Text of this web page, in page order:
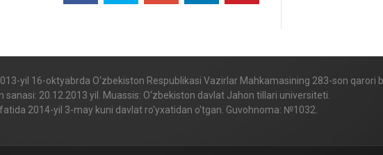
yil 16-oktyabrda O‘zbekiston Respublikasi Vazirlar Mahkamasining 283-son qarori
20.12.2013 yil. Muassis: O‘zbekiston davlat Jahon tillari universiteti.
2014-yil 3-may kuni davlat ro'yxatidan o'tgan. Guvohnoma: №1032.